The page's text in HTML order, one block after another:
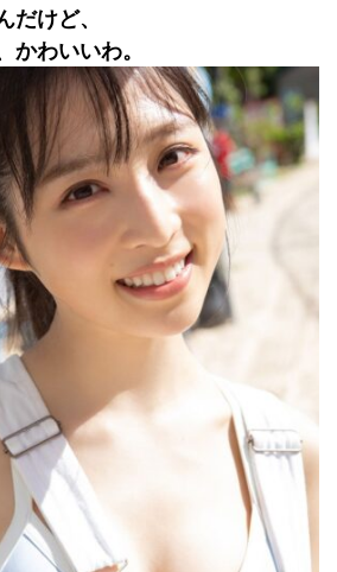
だけど、
かわいいわ。